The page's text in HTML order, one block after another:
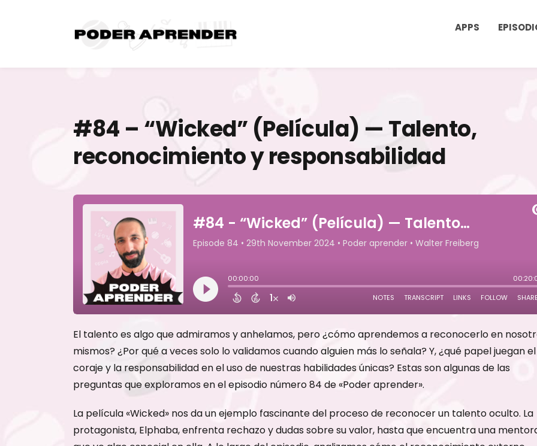
APPS
#84 – “Wicked” (Película) — Talento,
reconocimiento y responsabilidad
El talento es algo que admiramos y anhelamos, pero ¿cómo aprendemos a reconocerlo en
mismos? ¿Por qué a veces solo lo validamos cuando alguien más lo señala? Y, ¿qué papel juegan el
coraje y la responsabilidad en el uso de nuestras habilidades únicas? Estas son algunas de las
preguntas que exploramos en el episodio número 84 de «Poder aprender».
La película «Wicked» nos da un ejemplo fascinante del proceso de reconocer un talento oculto. La
protagonista, Elphaba, enfrenta rechazo y dudas sobre su valor, hasta que encuentra una